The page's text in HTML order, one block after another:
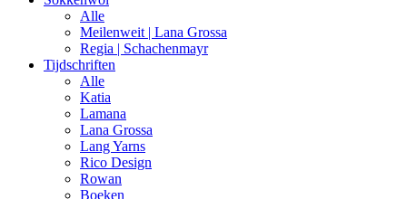
Alle
Meilenweit | Lana Grossa
Regia | Schachenmayr
Tijdschriften
Alle
Katia
Lamana
Lana Grossa
Lang Yarns
Rico Design
Rowan
Boeken